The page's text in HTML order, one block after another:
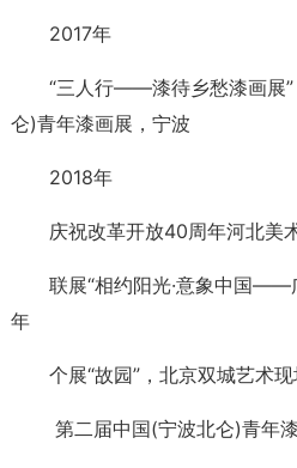
2017年
“三人行——漆待乡愁漆画展”
仑)青年漆画展，宁波
2018年
庆祝改革开放40周年河北美
联展“相约阳光·意象中国——
年
个展“故园”，北京双城艺术
第二届中国(宁波北仑)青年